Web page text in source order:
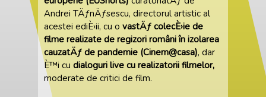
Andrei TÄƒnÄƒsescu, directorul artistic al
acestei ediÈ›ii, cu o vastÄƒ colecÈ›ie de
filme realizate de regizori români în izolarea
cauzatÄƒ de pandemie (Cinem@casa), dar
È™i cu dialoguri live cu realizatorii filmelor,
moderate de critici de film.